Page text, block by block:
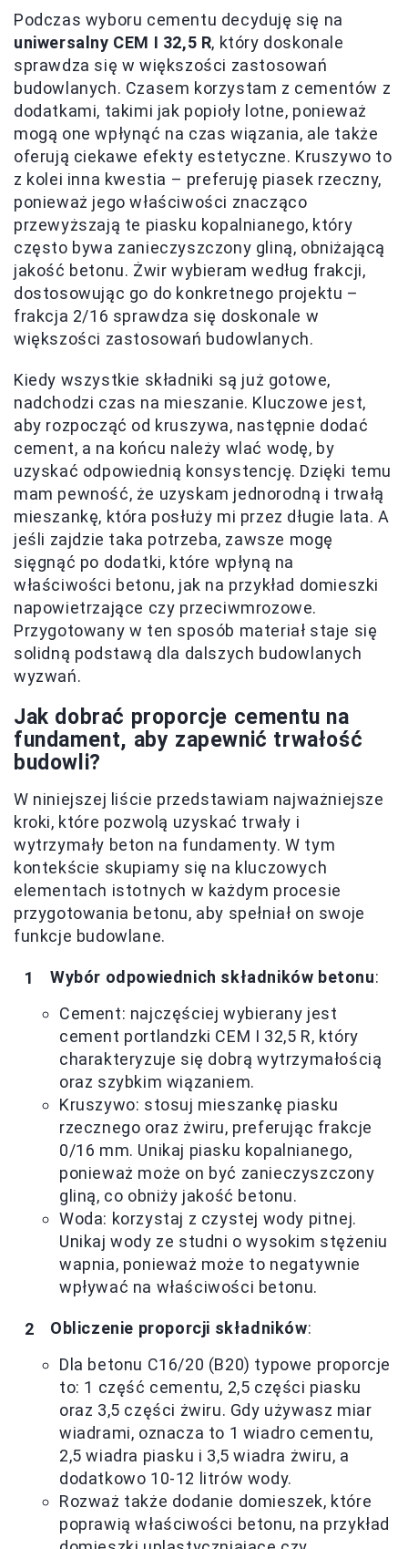
Podczas wyboru cementu decyduję się na
uniwersalny CEM I 32,5 R, który doskonale
sprawdza się w większości zastosowań
budowlanych. Czasem korzystam z cementów z
dodatkami, takimi jak popioły lotne, ponieważ
mogą one wpłynąć na czas wiązania, ale także
oferują ciekawe efekty estetyczne. Kruszywo to
z kolei inna kwestia – preferuję piasek rzeczny,
ponieważ jego właściwości znacząco
przewyższają te piasku kopalnianego, który
często bywa zanieczyszczony gliną, obniżającą
jakość betonu. Żwir wybieram według frakcji,
dostosowując go do konkretnego projektu –
frakcja 2/16 sprawdza się doskonale w
większości zastosowań budowlanych.
Kiedy wszystkie składniki są już gotowe,
nadchodzi czas na mieszanie. Kluczowe jest,
aby rozpocząć od kruszywa, następnie dodać
cement, a na końcu należy wlać wodę, by
uzyskać odpowiednią konsystencję. Dzięki temu
mam pewność, że uzyskam jednorodną i trwałą
mieszankę, która posłuży mi przez długie lata. A
jeśli zajdzie taka potrzeba, zawsze mogę
sięgnąć po dodatki, które wpłyną na
właściwości betonu, jak na przykład domieszki
napowietrzające czy przeciwmrozowe.
Przygotowany w ten sposób materiał staje się
solidną podstawą dla dalszych budowlanych
wyzwań.
Jak dobrać proporcje cementu na
fundament, aby zapewnić trwałość
budowli?
W niniejszej liście przedstawiam najważniejsze
kroki, które pozwolą uzyskać trwały i
wytrzymały beton na fundamenty. W tym
kontekście skupiamy się na kluczowych
elementach istotnych w każdym procesie
przygotowania betonu, aby spełniał on swoje
funkcje budowlane.
Wybór odpowiednich składników betonu:
Cement: najczęściej wybierany jest
cement portlandzki CEM I 32,5 R, który
charakteryzuje się dobrą wytrzymałością
oraz szybkim wiązaniem.
Kruszywo: stosuj mieszankę piasku
rzecznego oraz żwiru, preferując frakcje
0/16 mm. Unikaj piasku kopalnianego,
ponieważ może on być zanieczyszczony
gliną, co obniży jakość betonu.
Woda: korzystaj z czystej wody pitnej.
Unikaj wody ze studni o wysokim stężeniu
wapnia, ponieważ może to negatywnie
wpływać na właściwości betonu.
Obliczenie proporcji składników:
Dla betonu C16/20 (B20) typowe proporcje
to: 1 część cementu, 2,5 części piasku
oraz 3,5 części żwiru. Gdy używasz miar
wiadrami, oznacza to 1 wiadro cementu,
2,5 wiadra piasku i 3,5 wiadra żwiru, a
dodatkowo 10-12 litrów wody.
Rozważ także dodanie domieszek, które
poprawią właściwości betonu, na przykład